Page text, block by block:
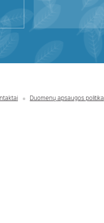
Duomenų apsaugos politika